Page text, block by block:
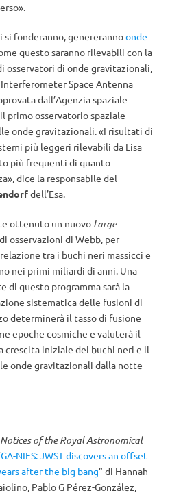
si fonderanno, genererannoonde
questo saranno rilevabili con la
osservatori di onde gravitazionali,
Space Antenna
dall’Agenzia spaziale
primo osservatorio spaziale
onde gravitazionali. «I risultati di
più leggeri rilevabili da Lisa
più frequenti di quanto
dice la responsabile del
dell’Esa.
ottenuto un nuovo Large
osservazioni di Webb, per
tra i buchi neri massicci e
nei primi miliardi di anni. Una
di questo programma sarà la
sistematica delle fusioni di
determinerà il tasso di fusione
epoche cosmiche e valuterà il
crescita iniziale dei buchi neri e il
onde gravitazionali dalla notte
of the Royal Astronomical
GA-NIFS: JWST discovers an offset
after the big bang” di Hannah
Pablo G Pérez-González,